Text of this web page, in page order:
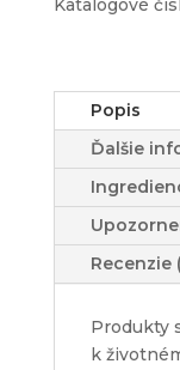
Katalógové
Popis
Ďalšie
Recenzie
Produkty
k